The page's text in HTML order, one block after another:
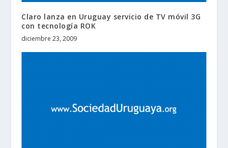
Claro lanza en Uruguay servicio de TV móvil 3G
con tecnología ROK
diciembre 23, 2009